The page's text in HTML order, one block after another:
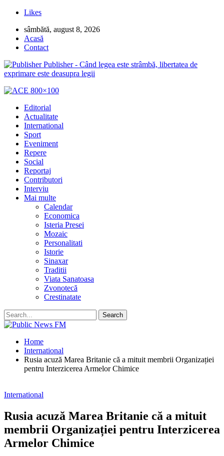
Likes
sâmbătă, august 8, 2026
Acasă
Contact
Publisher - Când legea este strâmbă, libertatea de
exprimare este deasupra legii
Editorial
Actualitate
International
Sport
Eveniment
Repere
Social
Reportaj
Contributori
Interviu
Mai multe
Calendar
Economica
Isteria Presei
Mozaic
Personalitati
Istorie
Sinaxar
Traditii
Viata Sanatoasa
Zvonotecă
Crestinatate
Home
International
Rusia acuză Marea Britanie că a mituit membrii Organizației
pentru Interzicerea Armelor Chimice
International
Rusia acuză Marea Britanie că a mituit
membrii Organizației pentru Interzicerea
Armelor Chimice